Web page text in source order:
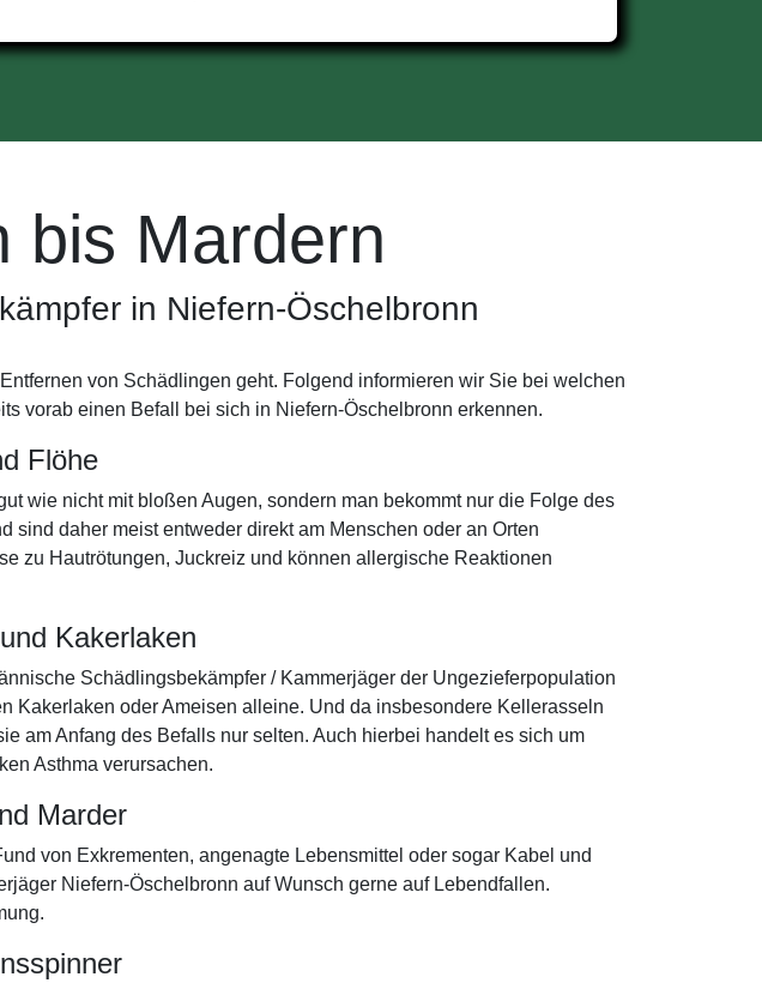
bis Mardern
in Niefern-Öschelbronn
von Schädlingen geht. Folgend informieren wir Sie bei welchen
vorab einen Befall bei sich in Niefern-Öschelbronn erkennen.
Flöhe
wie nicht mit bloßen Augen, sondern man bekommt nur die Folge des
sind daher meist entweder direkt am Menschen oder an Orten
zu Hautrötungen, Juckreiz und können allergische Reaktionen
Kakerlaken
Schädlingsbekämpfer / Kammerjäger der Ungezieferpopulation
Kakerlaken oder Ameisen alleine. Und da insbesondere Kellerasseln
am Anfang des Befalls nur selten. Auch hierbei handelt es sich um
Asthma verursachen.
Marder
von Exkrementen, angenagte Lebensmittel oder sogar Kabel und
Niefern-Öschelbronn auf Wunsch gerne auf Lebendfallen.